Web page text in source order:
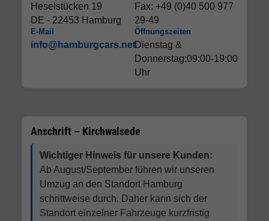
Heselstücken 19
DE - 22453 Hamburg
Fax: +49 (0)40 500 977
29-49
E-Mail
info@hamburgcars.net
Öffnungszeiten
Dienstag &
Donnerstag:09:00-19:00
Uhr
Anschrift – Kirchwalsede
Wichtiger Hinweis für unsere Kunden:
Ab August/September führen wir unseren
Umzug an den Standort Hamburg
schrittweise durch. Daher kann sich der
Standort einzelner Fahrzeuge kurzfristig